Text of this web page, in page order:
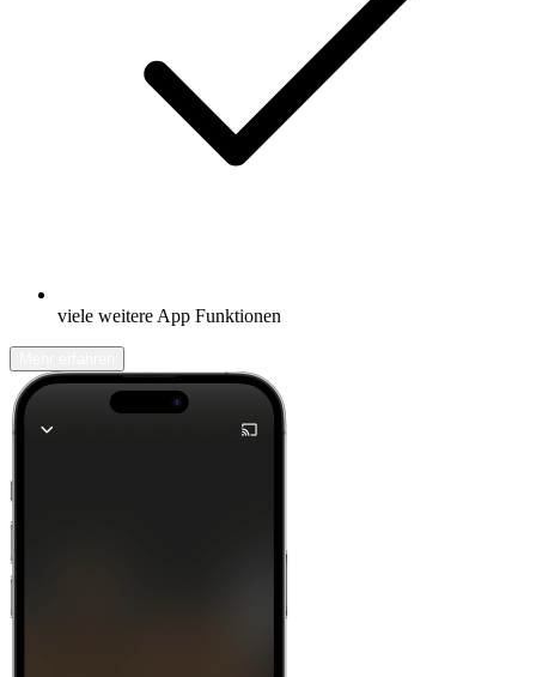
viele weitere App Funktionen